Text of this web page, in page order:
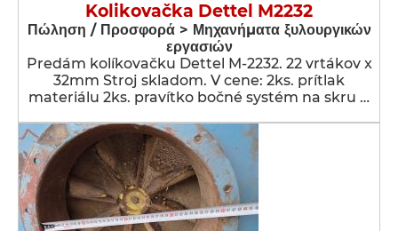
Kolikovačka Dettel M2232
Πώληση / Προσφορά > Μηχανήματα ξυλουργικών
εργασιών
Predám kolíkovačku Dettel M-2232. 22 vrtákov x
32mm Stroj skladom. V cene: 2ks. prítlak
materiálu 2ks. pravítko bočné systém na skru …